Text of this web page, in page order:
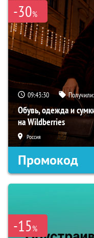
-30%
09:43:29 Получили:
Обувь, одежда и
на Wildberries
Россия
Промокод
-15%